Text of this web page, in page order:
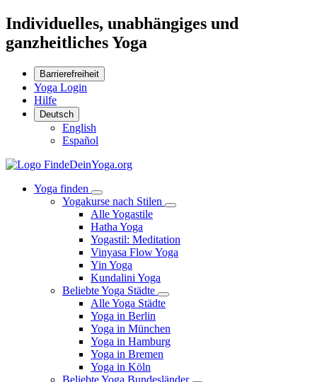
Individuelles, unabhängiges und
ganzheitliches Yoga
Barrierefreiheit
Yoga Login
Hilfe
Deutsch
English
Español
Yoga finden
Yogakurse nach Stilen
Alle Yogastile
Hatha Yoga
Yogastil: Meditation
Vinyasa Flow Yoga
Yin Yoga
Kundalini Yoga
Beliebte Yoga Städte
Alle Yoga Städte
Yoga in Berlin
Yoga in München
Yoga in Hamburg
Yoga in Bremen
Yoga in Köln
Beliebte Yoga Bundesländer